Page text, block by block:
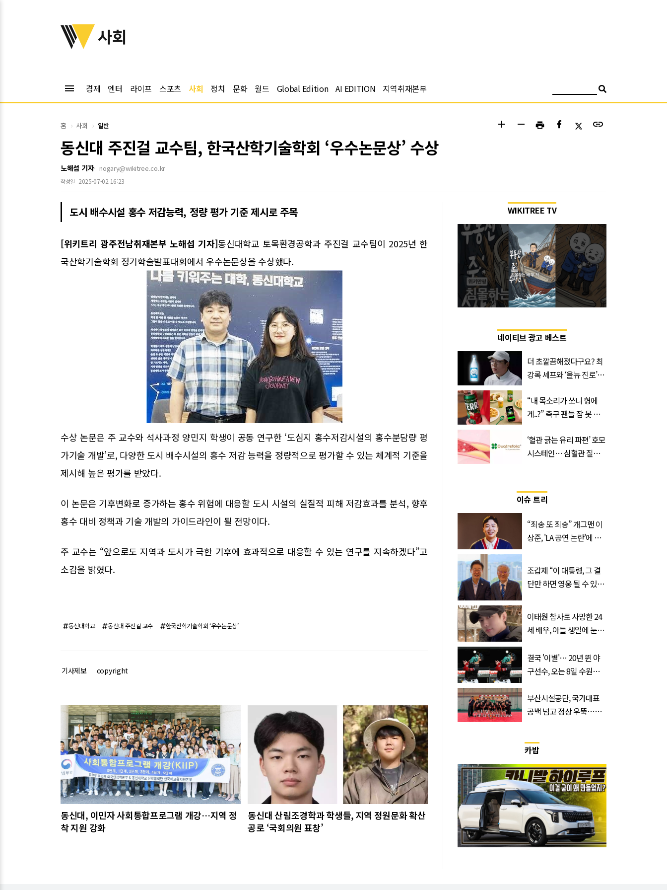
위키트리
사회
menu 경제 엔터 라이프 스포츠 사회 정치 문화 월드 Global Edition AI EDITION 지역취재본부
홈 사회 일반 add remove print link
동신대 주진걸 교수팀, 한국산학기술학회 ‘우수논문상’ 수상
노해섭 기자 nogary@wikitree.co.kr
작성일 2025-07-02 16:23
도시 배수시설 홍수 저감능력, 정량 평가 기준 제시로 주목
[위키트리 광주전남취재본부 노해섭 기자]동신대학교 토목환경공학과 주진걸 교수팀이 2025년 한
국산학기술학회 정기학술발표대회에서 우수논문상을 수상했다.
수상 논문은 주 교수와 석사과정 양민지 학생이 공동 연구한 ‘도심지 홍수저감시설의 홍수분담량 평
가기술 개발’로, 다양한 도시 배수시설의 홍수 저감 능력을 정량적으로 평가할 수 있는 체계적 기준을
제시해 높은 평가를 받았다.
이 논문은 기후변화로 증가하는 홍수 위험에 대응할 도시 시설의 실질적 피해 저감효과를 분석, 향후
홍수 대비 정책과 기술 개발의 가이드라인이 될 전망이다.
주 교수는 “앞으로도 지역과 도시가 극한 기후에 효과적으로 대응할 수 있는 연구를 지속하겠다”고
소감을 밝혔다.
동신대학교 동신대 주진걸 교수 한국산학기술학회 ‘우수논문상’
기사제보 copyright
관련기사
동신대, 이민자 사회통합프로그램 개강…지역 정
착 지원 강화
동신대 산림조경학과 학생들, 지역 정원문화 확산
공로 ‘국회의원 표창’
WIKITREE TV
네이티브 광고 베스트
더 초깔끔해졌다구요? 최
강록 셰프와 ‘올뉴 진로’의
“내 목소리가 쏘니 형에
게..?” 축구 팬들 잠 못 들
트
‘혈관 긁는 유리 파편’ 호모
시스테인… 심혈관 질환
이슈 트리
“죄송 또 죄송” 개그맨 이
상준, 'LA 공연 논란'에 고
조갑제 “이 대통령, 그 결
단만 하면 영웅 될 수 있
이태원 참사로 사망한 24
세 배우, 아들 생일에 눈물
결국 '이별'… 20년 뛴 야
구선수, 오는 8일 수원서
부산시설공단, 국가대표
공백 넘고 정상 우뚝…디
카밥